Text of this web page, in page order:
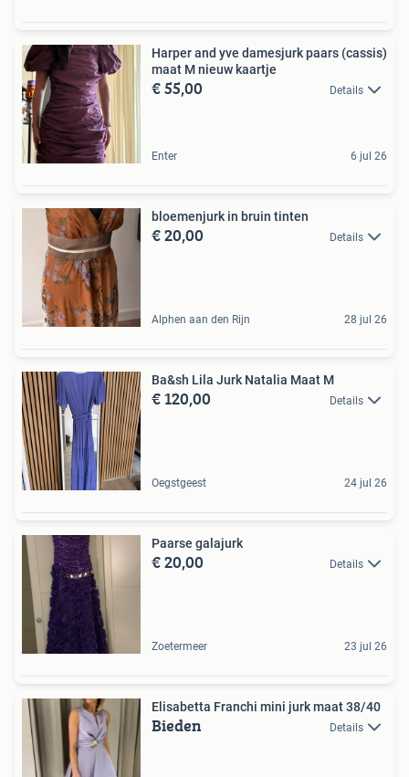
Harper and yve damesjurk paars (cassis)
maat M nieuw kaartje
€ 55,00 Details
Enter 6 jul 26
bloemenjurk in bruin tinten
€ 20,00 Details
Alphen aan den Rijn 28 jul 26
Ba&sh Lila Jurk Natalia Maat M
€ 120,00 Details
Oegstgeest 24 jul 26
Paarse galajurk
€ 20,00 Details
Zoetermeer 23 jul 26
Elisabetta Franchi mini jurk maat 38/40
Bieden Details